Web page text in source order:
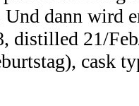
Und dann wird
distilled 21/
cask